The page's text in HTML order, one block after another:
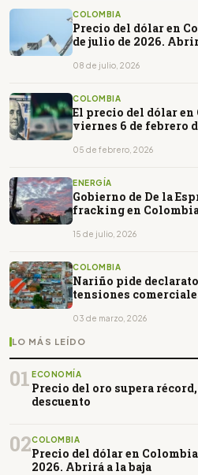
COLOMBIA
Precio del dólar en
de julio de 2026.
08 de julio, 2026
COLOMBIA
El precio del dólar
viernes 6 de febrero
05 de febrero, 2026
ENERGÍA
Gobierno de De la
fracking en
15 de julio, 2026
COLOMBIA
Nariño pide
tensiones
03 de marzo, 2026
LO MÁS LEÍDO
01 ECONOMÍA
Precio del oro supera
descuento
02COLOMBIA
Precio del dólar en
2026. Abrirá a la baja